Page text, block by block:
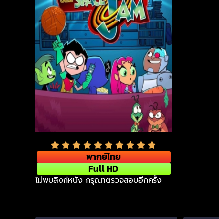
พากย์ไทย
Full HD
ไม่พบลิงก์หนัง กรุณาตรวจสอบอีกครั้ง